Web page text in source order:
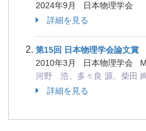
2024年9月 日本物理学会
詳細を見る
第15回 日本物理学会論文賞
2010年3月 日本物理学会
河野 浩、多々良 源、柴田
詳細を見る